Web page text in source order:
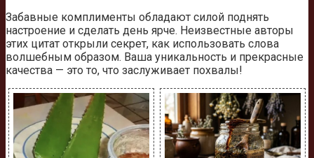
Забавные комплименты обладают силой поднять
настроение и сделать день ярче. Неизвестные авторы
этих цитат открыли секрет, как использовать слова
волшебным образом. Ваша уникальность и прекрасные
качества — это то, что заслуживает похвалы!